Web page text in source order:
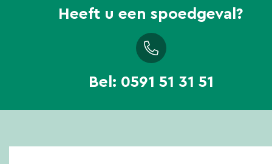
Heeft u een spoedgeval?
Bel: 0591 51 31 51